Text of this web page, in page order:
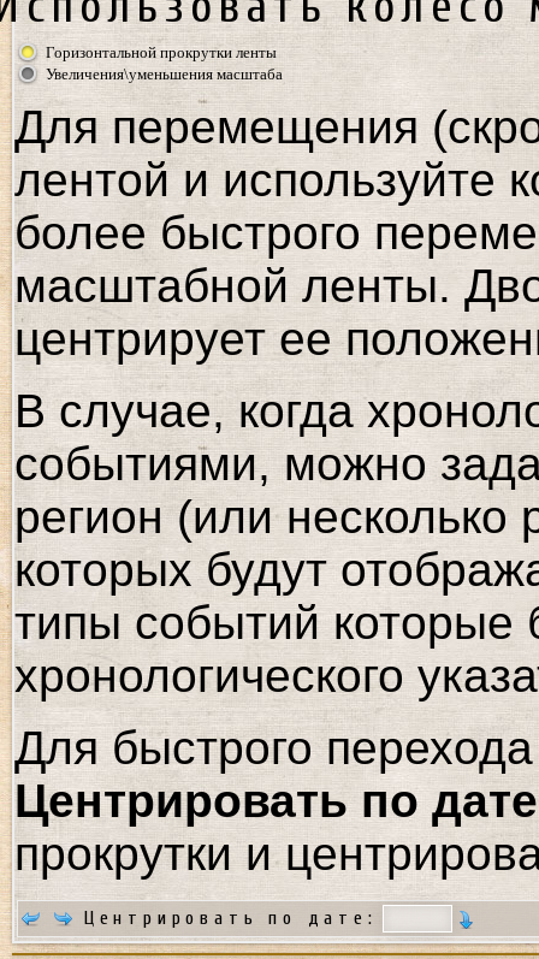
Горизонтальной прокрутки ленты
Увеличения\уменьшения масштаба
Для перемещения
лентой и используйте
более быстрого
масштабной ленты.
центрирует ее
В случае, когда
событиями, можно
регион (или
которых будут
типы событий которые
хронологического
Для быстрого
Центрировать по дате
прокрутки и
Центрировать по дате: